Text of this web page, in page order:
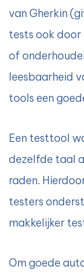
van Gherkin
tests ook
of
leesbaarheid
tools een
Een testtool
dezelfde taal
raden.
testers
makkelijker
Om goede